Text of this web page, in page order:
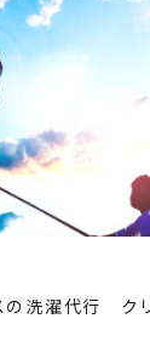
の洗濯代行 ク